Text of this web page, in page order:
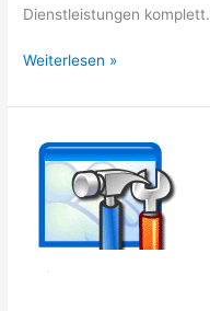
Dienstleistungen komplett.
Internet
Weiterlesen »